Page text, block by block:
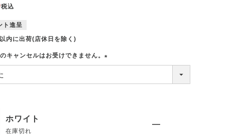
税込
ト進呈
内に出荷(店休日を除く)
キャンセルはお受けできません。
ホワイト
在庫切れ
—